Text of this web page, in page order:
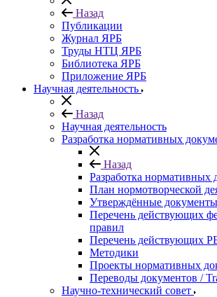
Назад
Публикации
Журнал ЯРБ
Труды НТЦ ЯРБ
Библиотека ЯРБ
Приложение ЯРБ
Научная деятельность
Назад
Научная деятельность
Разработка нормативных
Назад
Разработка нормативных
План нормотворческой
Утверждённые документы
Перечень действующих
правил
Перечень действующих
Методики
Проекты нормативных
Переводы документов /
Научно-технический совет